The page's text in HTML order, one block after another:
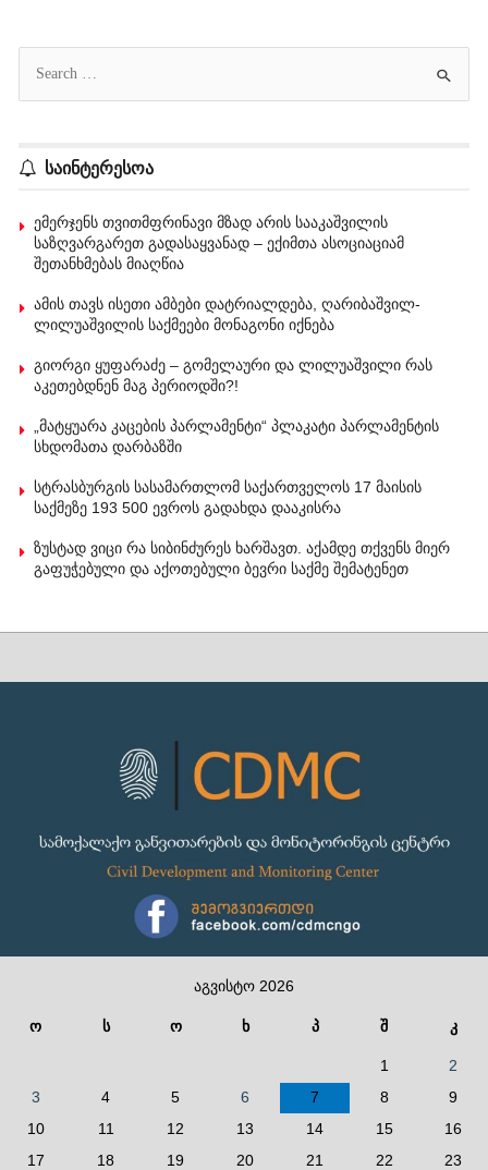
საინტერესოა
ემერჯენს თვითმფრინავი მზად არის სააკაშვილის
საზღვარგარეთ გადასაყვანად – ექიმთა ასოციაციამ
შეთანხმებას მიაღწია
ამის თავს ისეთი ამბები დატრიალდება, ღარიბაშვილ-
ლილუაშვილის საქმეები მონაგონი იქნება
გიორგი ყუფარაძე – გომელაური და ლილუაშვილი რას
აკეთებდნენ მაგ პერიოდში?!
„მატყუარა კაცების პარლამენტი“ პლაკატი პარლამენტის
სხდომათა დარბაზში
სტრასბურგის სასამართლომ საქართველოს 17 მაისის
საქმეზე 193 500 ევროს გადახდა დააკისრა
ზუსტად ვიცი რა სიბინძურეს ხარშავთ. აქამდე თქვენს მიერ
გაფუჭებული და აქოთებული ბევრი საქმე შემატენეთ
აგვისტო 2026
ო ს ო ხ პ შ კ
1
2
3
4 5 6 7 8
9
10
11 12 13 14 15
16
17
18 19 20 21 22 23